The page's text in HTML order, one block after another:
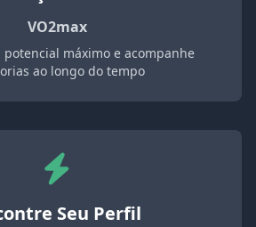
VO2max
potencial máximo e acompanhe
ao longo do tempo
Seu Perfil